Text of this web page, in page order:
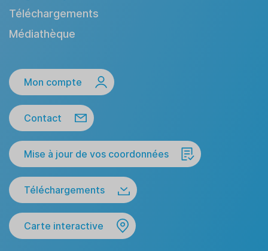
Téléchargements
Médiathèque
Mon compte
Contact
Mise à jour de vos coordonnées
Téléchargements
Carte interactive